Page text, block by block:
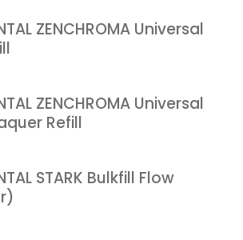
ZENCHROMA Universal
ZENCHROMA Universal
Refill
STARK Bulkfill Flow